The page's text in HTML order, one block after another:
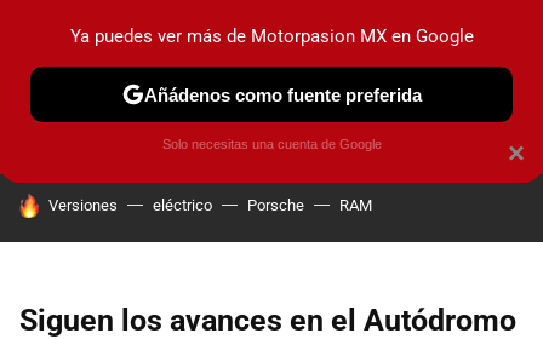
PRUEBAS INDUSTRIA HOY NO CIRCULA
HOY SE HABLA DE
Versiones eléctrico Porsche RAM
Siguen los avances en el Autódromo
×
Ya puedes ver más de Motorpasion MX en Google
Añádenos como fuente preferida
Solo necesitas una cuenta de Google